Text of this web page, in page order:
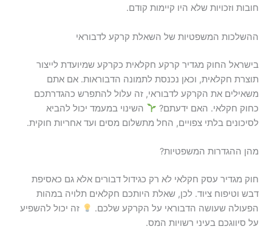
חובות וזכויות שלא היו קיימות קודם.
ההשלכות המשפטיות של השאלת קרקע לדבוראי
בישראל החוק מגדיר קרקע חקלאית כקרקע שמיועדת לייצור
תוצרת חקלאית, וכאן נכנסת לתמונה הדבוראות. אם אתם
משאילים את הקרקע לדבוראי, זה עלול להתפרש כהגדרתכם
כחוק חקלאי. האם ידעתם?
השינוי במעמד יכול להביא
לסיכונים בלתי צפויים, החל מתשלום מסים ועד אחריות חוקית.
מהן ההגדרות המשפטיות?
חוק מגדיר עסק חקלאי לא רק כגידול דבורים אלא גם כאסיפת
דבש וטיפוח ציוד. לכן, שאלת היותכם חקלאים תלויה במהות
הפעולה שעושה הדבוראי על הקרקע שלכם.
זה יכול להשפיע
על סיווגכם בעיני רשויות המס.